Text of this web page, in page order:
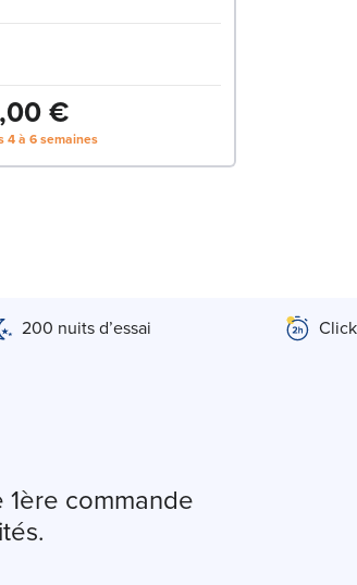
€
4 à 6 semaines
200 nuits d’essai
commande